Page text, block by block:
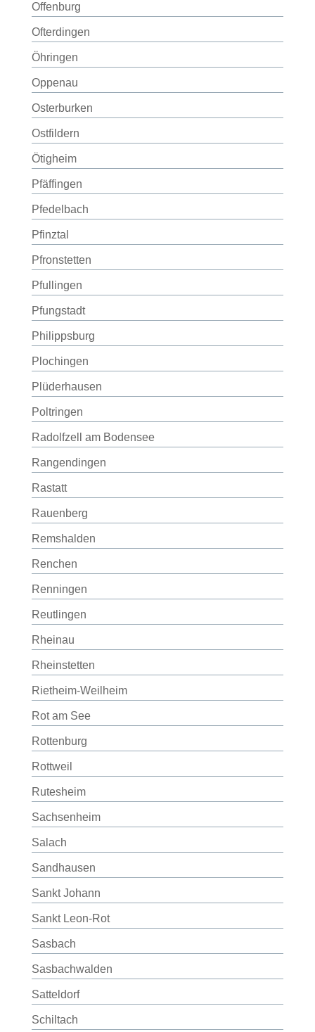
Offenburg
Ofterdingen
Öhringen
Oppenau
Osterburken
Ostfildern
Ötigheim
Pfäffingen
Pfedelbach
Pfinztal
Pfronstetten
Pfullingen
Pfungstadt
Philippsburg
Plochingen
Plüderhausen
Poltringen
Radolfzell am Bodensee
Rangendingen
Rastatt
Rauenberg
Remshalden
Renchen
Renningen
Reutlingen
Rheinau
Rheinstetten
Rietheim-Weilheim
Rot am See
Rottenburg
Rottweil
Rutesheim
Sachsenheim
Salach
Sandhausen
Sankt Johann
Sankt Leon-Rot
Sasbach
Sasbachwalden
Satteldorf
Schiltach